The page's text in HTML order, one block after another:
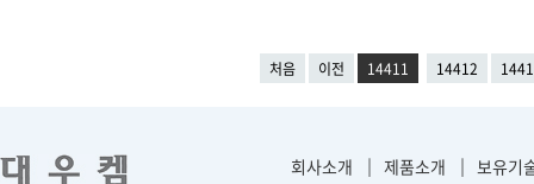
처음 이전 14411 14412
회사소개 제품소개 보유기